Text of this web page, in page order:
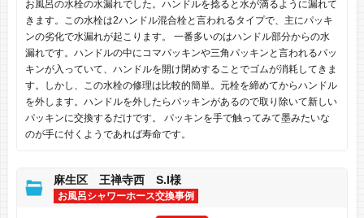
お風呂の水栓の水漏れでした。ハンドルを捻ると水が滴るように漏れて
きます。この水栓は2ハンドル混合栓と言われるタイプで、主にパッキ
ンの劣化で水漏れが起こります。 一番多いのはハンドル部分からの水
漏れです。ハンドルの中にコマパッキンや三角パッキンと言われるパッ
キンが入っていて、ハンドルを開け閉めすることでゴムが消耗してきま
す。しかし、この水栓の修理は比較的簡単。元栓を締めてからハンドル
を外します。ハンドルを外したらパッキンがあるので取り除いて新しい
パッキンに交換するだけです。 パッキンを手で触ってみて墨みたいな
のが手に付くようであれば寿命です。
麻生区 王禅寺西 S.I様
お風呂シャワーホース交換事例